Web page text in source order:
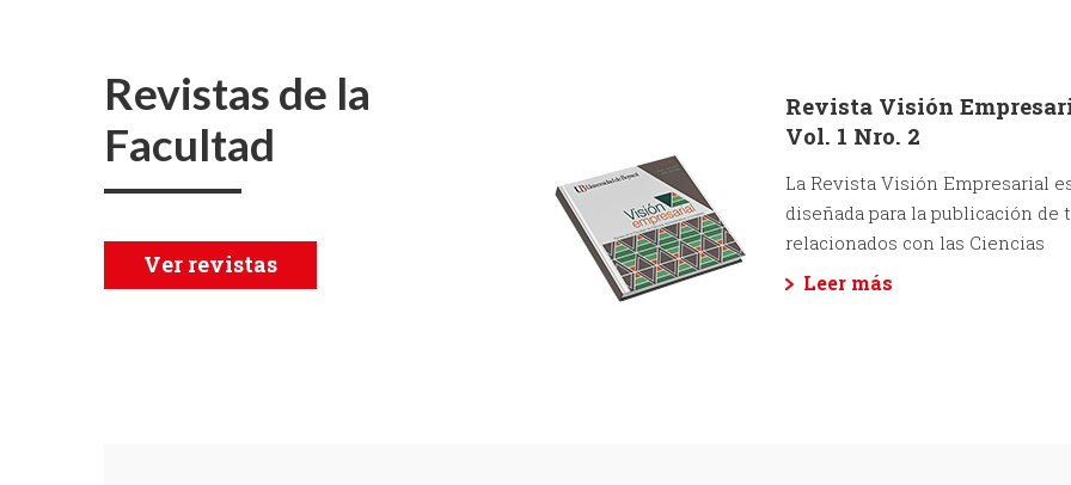
Revistas de la
Facultad
Ver revistas
Revista Visión
Vol. 1 Nro. 2
La Revista Visión Empresarial
diseñada para la publicación de
relacionados con las Ciencias
Leer más